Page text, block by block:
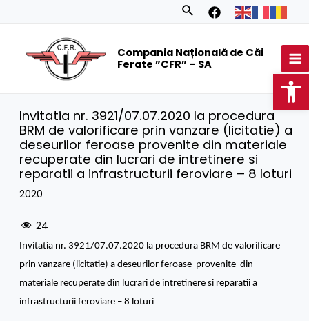
Search
Compania Națională de Căi
Ferate ”CFR” – SA
Invitatia nr. 3921/07.07.2020 la procedura
BRM de valorificare prin vanzare (licitatie) a
deseurilor feroase provenite din materiale
recuperate din lucrari de intretinere si
reparatii a infrastructurii feroviare – 8 loturi
2020
24
Invitatia nr. 3921/07.07.2020 la procedura BRM de valorificare
prin vanzare (licitatie) a deseurilor feroase provenite din
materiale recuperate din lucrari de intretinere si reparatii a
infrastructurii feroviare – 8 loturi